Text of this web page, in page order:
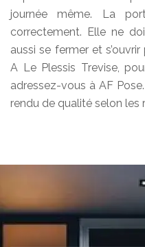
journée même. La
correctement. Elle ne
aussi se fermer et
A Le Plessis Trevise,
adressez-vous à AF
rendu de qualité selon les